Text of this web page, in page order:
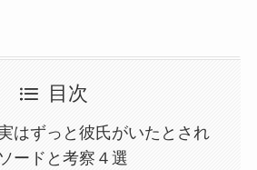
目次
はずっと彼氏がいたとされ
ードと考察４選